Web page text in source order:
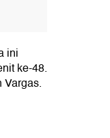
ini
ke-48.